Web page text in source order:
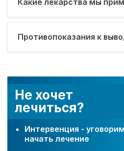
Не хочет
лечиться?
Интервенция -
начать лечение
Какие лекарства мы
Противопоказания к